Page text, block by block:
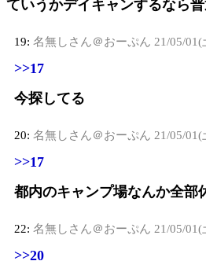
ていうかデイキャンするなら
19: 名無しさん＠おーぷん 21/05/
>>17
今探してる
20: 名無しさん＠おーぷん 21/05/01(
>>17
都内のキャンプ場なんか全部
22: 名無しさん＠おーぷん 21/05/
>>20